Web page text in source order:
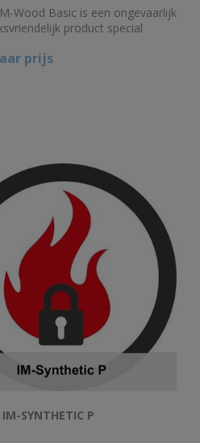
Wood Basic is een ongevaarlijk
product special
onbehandeld hout,
prijs
SYNTHETIC P